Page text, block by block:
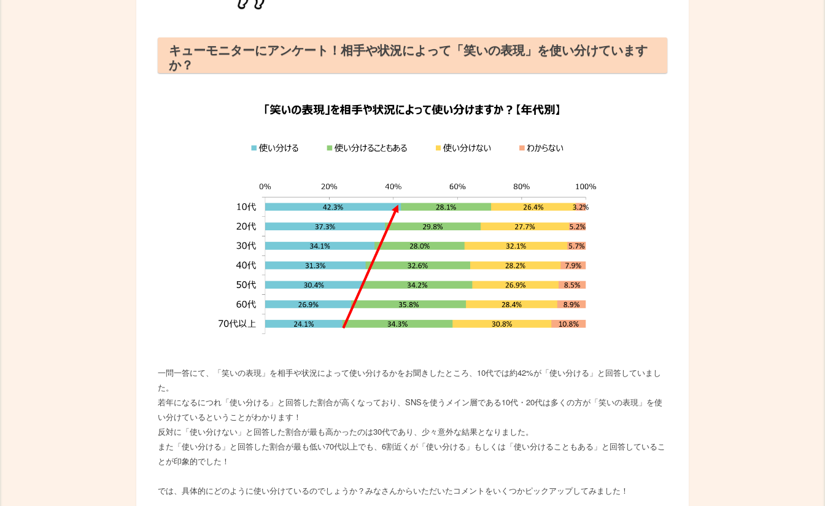
キューモニターにアンケート！相手や状況によって「笑いの表現」を使い分けています
か？
一問一答にて、「笑いの表現」を相手や状況によって使い分けるかをお聞きしたところ、10代では約42%が「使い分ける」と回答していまし
た。
若年になるにつれ「使い分ける」と回答した割合が高くなっており、SNSを使うメイン層である10代・20代は多くの方が「笑いの表現」を使
い分けているということがわかります！
反対に「使い分けない」と回答した割合が最も高かったのは30代であり、少々意外な結果となりました。
また「使い分ける」と回答した割合が最も低い70代以上でも、6割近くが「使い分ける」もしくは「使い分けることもある」と回答しているこ
とが印象的でした！
では、具体的にどのように使い分けているのでしょうか？みなさんからいただいたコメントをいくつかピックアップしてみました！